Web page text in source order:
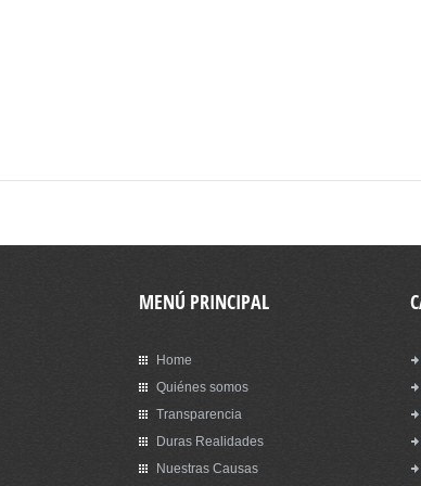
MENÚ PRINCIPAL
Home
Quiénes somos
Transparencia
Duras Realidades
Nuestras Causas